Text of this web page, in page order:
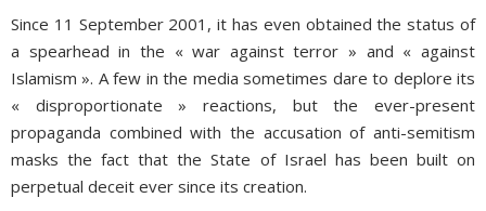
Since 11 September 2001, it has even obtained the status of
a spearhead in the « war against terror » and « against
Islamism ». A few in the media sometimes dare to deplore its
« disproportionate » reactions, but the ever-present
propaganda combined with the accusation of anti-semitism
masks the fact that the State of Israel has been built on
perpetual deceit ever since its creation.